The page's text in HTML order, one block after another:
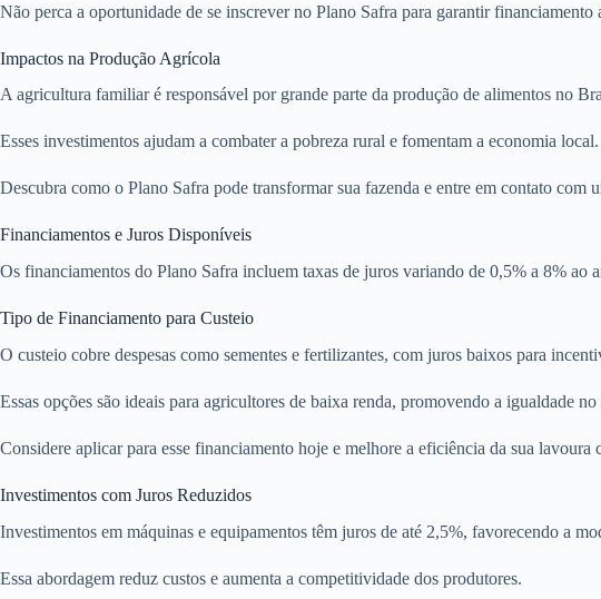
Não perca a oportunidade de se inscrever no Plano Safra para garantir
Impactos na Produção Agrícola
A agricultura familiar é responsável por grande parte da produção de alimentos no
Esses investimentos ajudam a combater a pobreza rural e fomentam a economia local.
Descubra como o Plano Safra pode transformar sua fazenda e entre em contato com
Financiamentos e Juros Disponíveis
Os financiamentos do Plano Safra incluem taxas de juros variando de 0,5% a 8% ao
Tipo de Financiamento para Custeio
O custeio cobre despesas como sementes e fertilizantes, com juros baixos para
Essas opções são ideais para agricultores de baixa renda, promovendo a igualdade no
Considere aplicar para esse financiamento hoje e melhore a eficiência da sua lavoura
Investimentos com Juros Reduzidos
Investimentos em máquinas e equipamentos têm juros de até 2,5%, favorecendo a
Essa abordagem reduz custos e aumenta a competitividade dos produtores.